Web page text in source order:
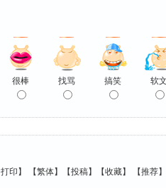
很棒 找骂 搞笑 软
打印 】 【繁体】【投稿】【收藏】 【推荐